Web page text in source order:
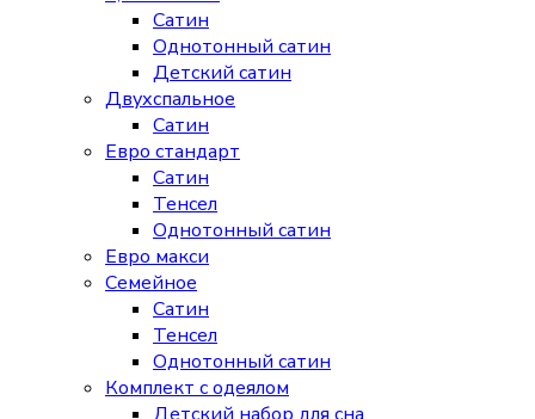
Сатин
Однотонный сатин
Детский сатин
Двухспальное
Сатин
Евро стандарт
Сатин
Тенсел
Однотонный сатин
Евро макси
Семейное
Сатин
Тенсел
Однотонный сатин
Комплект с одеялом